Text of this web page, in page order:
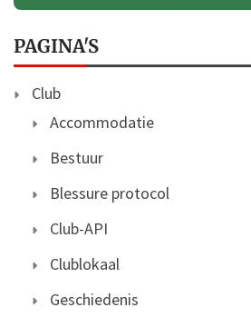
PAGINA'S
Club
Accommodatie
Bestuur
Blessure protocol
Club-API
Clublokaal
Geschiedenis